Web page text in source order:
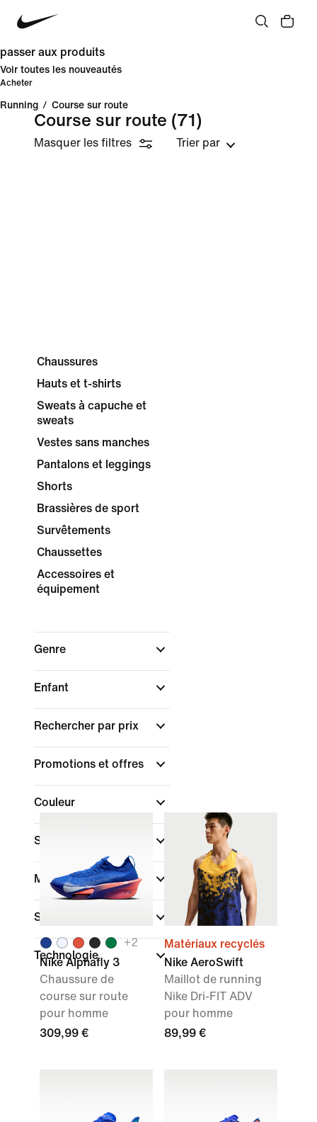
passer aux produits
Voir toutes les nouveautés
Acheter
Running / Course sur route
Course sur route (71)
Masquer les filtres Trier par
Chaussures
Hauts et t-shirts
Sweats à capuche et
sweats
Vestes sans manches
Pantalons et leggings
Shorts
Brassières de sport
Survêtements
Chaussettes
Accessoires et
équipement
Genre
Enfant
Rechercher par prix
Promotions et offres
Couleur
Sport
Marque
Style
Technologie
+2
Nike Alphafly 3
Chaussure de
course sur route
pour homme
309,99 €
Matériaux recyclés
Nike AeroSwift
Maillot de running
Nike Dri-FIT ADV
pour homme
89,99 €